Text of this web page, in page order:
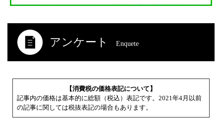
アンケート Enquete
【消費税の価格表記について】
記事内の価格は基本的に総額（税込）表記です。2021年4月以前
の記事に関しては税抜表記の場合もあります。